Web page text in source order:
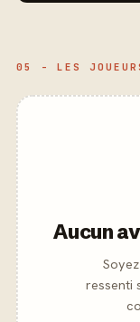
05 - LES
Aucun
ressenti